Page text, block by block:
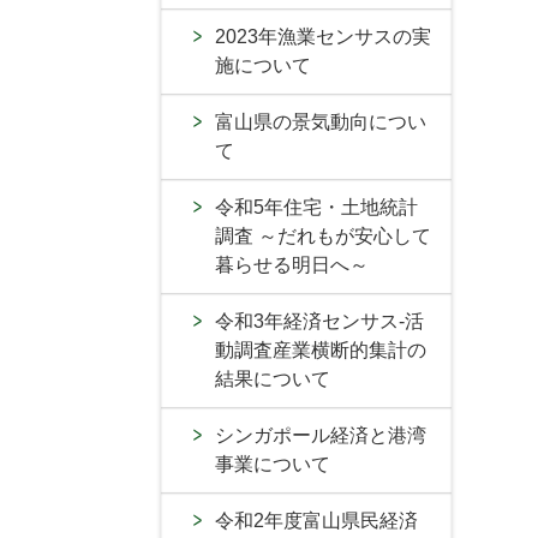
2023年漁業センサスの実
施について
富山県の景気動向につい
て
令和5年住宅・土地統計
調査 ～だれもが安心して
暮らせる明日へ～
令和3年経済センサス-活
動調査産業横断的集計の
結果について
シンガポール経済と港湾
事業について
令和2年度富山県民経済